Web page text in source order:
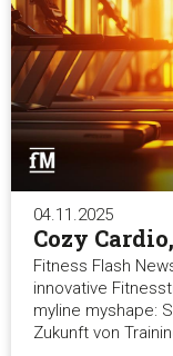
04.11.2025
Cozy
Fitness Flash
innovative
myline myshape:
Zukunft von